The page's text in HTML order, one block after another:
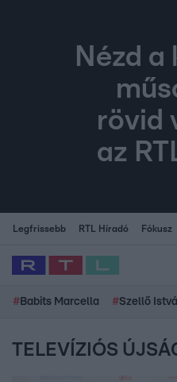
Nézd a
rövid
az
Legfrissebb RTL Híradó Fókusz
# Babits Marcella #Szellő
TELEVÍZIÓS